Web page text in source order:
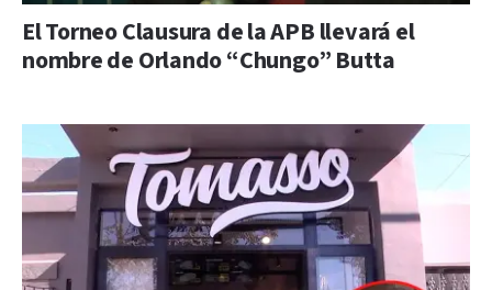
El Torneo Clausura de la APB llevará el
nombre de Orlando “Chungo” Butta